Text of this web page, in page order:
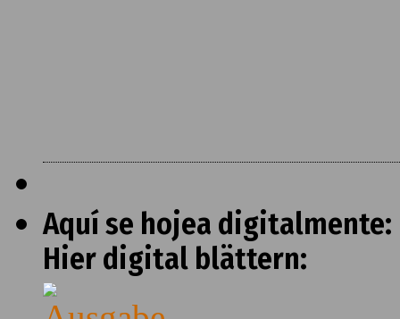
Aquí se hojea digitalmente:
Hier digital blättern: